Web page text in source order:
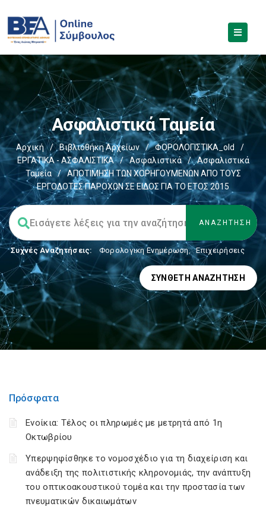
Ασφαλιστικά Ταμεία
Αρχική / Βιβλιοθήκη Αρχείων / ΦΟΡΟΛΟΓΙΣΤΙΚΑ_old
/
ΕΡΓΑΤΙΚΑ - ΑΣΦΑΛΙΣΤΙΚΑ
/ Ασφαλιστικά /
Ασφαλιστικά
Ταμεία
/
ΑΠΟΤΙΜΗΣΗ ΤΩΝ ΧΟΡΗΓΟΥΜΕΝΩΝ ΑΠΟ ΤΟΥΣ
ΕΡΓΟΔΟΤΕΣ ΠΑΡΟΧΩΝ ΣΕ ΕΙΔΟΣ ΓΙΑ ΤΟ ΕΤΟΣ 2015
Συχνές Αναζητήσεις: Φορολογικη Ενημέρωση, Επιχειρήσεις
ΣΎΝΘΕΤΗ ΑΝΑΖΉΤΗΣΗ
Πρόσφατα
Ενοίκια: Τέλος οι πληρωμές με μετρητά από 1η
Οκτωβρίου
Υπερψηφίσθηκε το νομοσχέδιο για τη διαχείριση και
ανάδειξη της πολιτιστικής κληρονομιάς, την ανάπτυξη
του οπτικοακουστικού τομέα και την προστασία των
πνευματικών δικαιωμάτων